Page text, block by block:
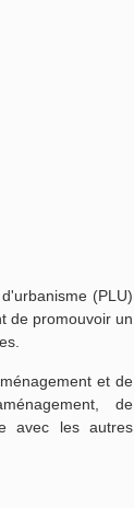
(PLU)
de promouvoir un
et de
de
avec les autres